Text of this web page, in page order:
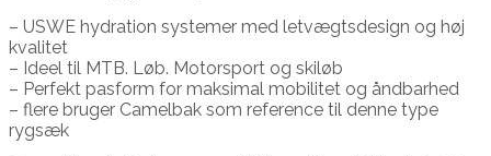
– USWE hydration systemer med letvægtsdesign og høj
kvalitet
– Ideel til MTB. Løb. Motorsport og skiløb
– Perfekt pasform for maksimal mobilitet og åndbarhed
– flere bruger Camelbak som reference til denne type
rygsæk